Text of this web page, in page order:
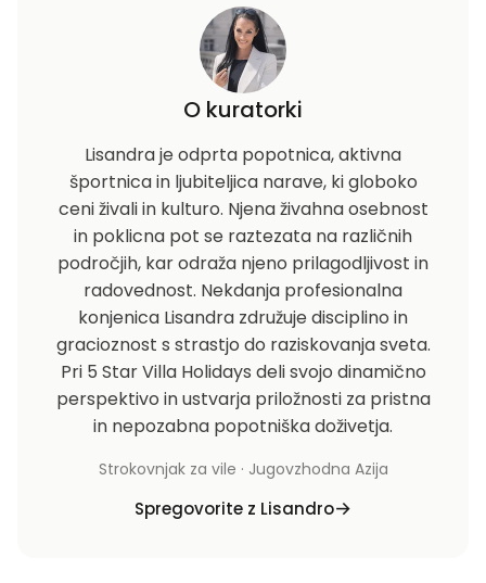
O kuratorki
Lisandra je odprta popotnica, aktivna
športnica in ljubiteljica narave, ki globoko
ceni živali in kulturo. Njena živahna osebnost
in poklicna pot se raztezata na različnih
področjih, kar odraža njeno prilagodljivost in
radovednost. Nekdanja profesionalna
konjenica Lisandra združuje disciplino in
gracioznost s strastjo do raziskovanja sveta.
Pri 5 Star Villa Holidays deli svojo dinamično
perspektivo in ustvarja priložnosti za pristna
in nepozabna popotniška doživetja.
Strokovnjak za vile · Jugovzhodna Azija
Spregovorite z Lisandro